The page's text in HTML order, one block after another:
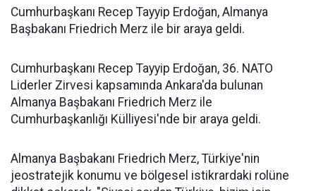
Cumhurbaşkanı Recep Tayyip Erdoğan, Almanya
Başbakanı Friedrich Merz ile bir araya geldi.
Cumhurbaşkanı Recep Tayyip Erdoğan, 36. NATO
Liderler Zirvesi kapsamında Ankara'da bulunan
Almanya Başbakanı Friedrich Merz ile
Cumhurbaşkanlığı Külliyesi'nde bir araya geldi.
Almanya Başbakanı Friedrich Merz, Türkiye'nin
jeostratejik konumu ve bölgesel istikrardaki rolüne